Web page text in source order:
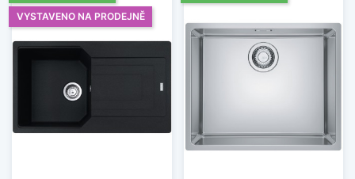
VYSTAVENO NA PRODEJNĚ